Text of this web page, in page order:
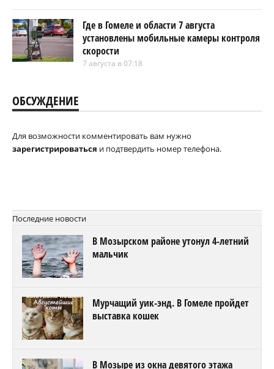
Где в Гомеле и области 7 августа
установлены мобильные камеры контроля
скорости
7 августа в 07:18
ОБСУЖДЕНИЕ
Для возможности комментировать вам нужно
зарегистрироваться и подтвердить номер телефона.
Последние новости
В Мозырском районе утонул 4-летний
мальчик
Мурчащий уик-энд. В Гомеле пройдет
выставка кошек
В Мозыре из окна девятого этажа